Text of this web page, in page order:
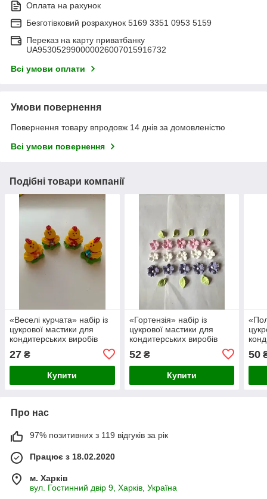
Оплата на рахунок
Безготівковий розрахунок 5169 3351 0953 5159
Переказ на карту приватбанку
UA953052990000026007015916732
Всі умови оплати
Умови повернення
Повернення товару впродовж 14 днів за домовленістю
Всі умови повернення
Подібні товари компанії
«Веселi курчата» набiр iз
цукрової мастики для
кондитерських виробів
27 ₴
Купити
«Гортензія» набiр iз
цукрової мастики для
кондитерських виробів
52₴
Купити
50
Про нас
97% позитивних з 119 відгуків за рік
Працює з 18.02.2020
м. Харків
вул. Гостинний двір 9, Харків, Україна